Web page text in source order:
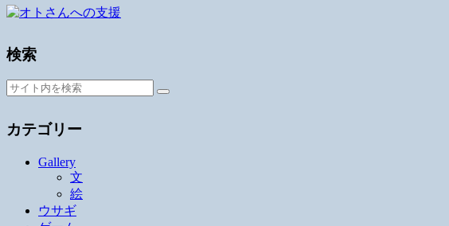
検索
カテゴリー
Gallery
文
絵
ウサギ